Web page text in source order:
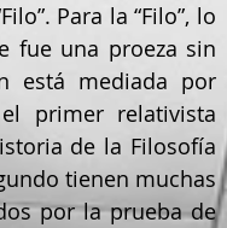
Para la “Filo”, lo
fue una proeza sin
está mediada por
primer relativista
de la Filosofía
tienen muchas
por la prueba de